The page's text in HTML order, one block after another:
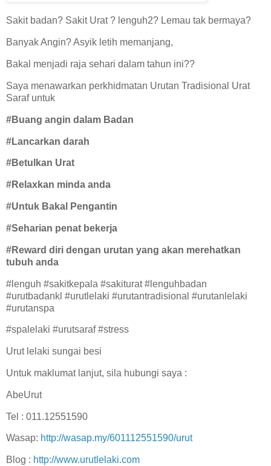
Sakit badan? Sakit Urat ? lenguh2? Lemau tak bermaya?
Banyak Angin? Asyik letih memanjang,
Bakal menjadi raja sehari dalam tahun ini??
Saya menawarkan perkhidmatan Urutan Tradisional Urat
Saraf untuk
#Buang angin dalam Badan
#Lancarkan darah
#Betulkan Urat
#Relaxkan minda anda
#Untuk Bakal Pengantin
#Seharian penat bekerja
#Reward diri dengan urutan yang akan merehatkan
tubuh anda
#lenguh #sakitkepala #sakiturat #lenguhbadan
#urutbadankl #urutlelaki #urutantradisional #urutanlelaki
#urutanspa
#spalelaki #urutsaraf #stress
Urut lelaki sungai besi
Untuk maklumat lanjut, sila hubungi saya :
AbeUrut
Tel : 011.12551590
Wasap: http://wasap.my/601112551590/urut
Blog : http://www.urutlelaki.com